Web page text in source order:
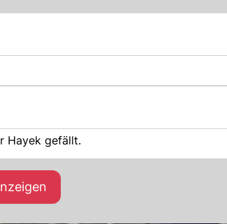
Hayek gefällt.